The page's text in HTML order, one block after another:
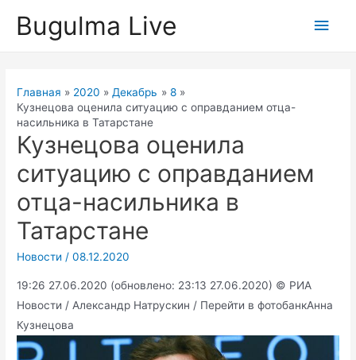
Bugulma Live
Главная 2020 Декабрь
8
Кузнецова оценила ситуацию с оправданием отца-
насильника в Татарстане
Кузнецова оценила
ситуацию с оправданием
отца-насильника в
Татарстане
Новости /08.12.2020
19:26 27.06.2020 (обновлено: 23:13 27.06.2020) © РИА
Новости / Александр Натрускин / Перейти в фотобанкАнна
Кузнецова